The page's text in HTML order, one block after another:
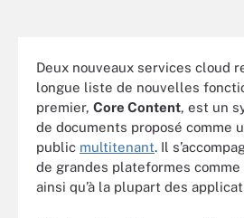
Deux nouveaux services cloud
longue liste de nouvelles
premier, Core Content, est un
de documents proposé comme
public multitenant. Il
de grandes plateformes
ainsi qu’à la plupart des